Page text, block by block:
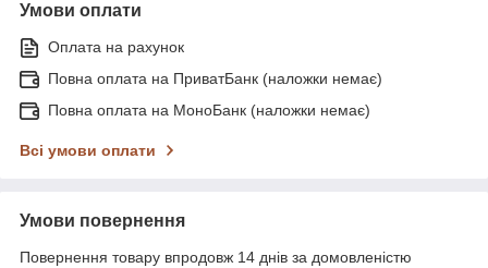
Умови оплати
Оплата на рахунок
Повна оплата на ПриватБанк (наложки немає)
Повна оплата на МоноБанк (наложки немає)
Всі умови оплати
Умови повернення
Повернення товару впродовж 14 днів за домовленістю